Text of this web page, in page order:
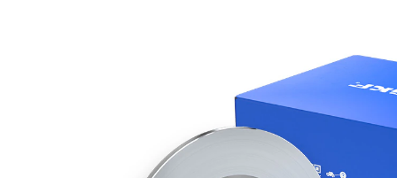
10 mm
kalınlık